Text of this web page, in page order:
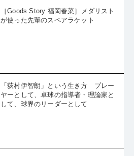
［Goods Story 福岡春菜］メダリスト
が使った先輩のスペアラケット
「荻村伊智朗」という生き方 プレー
ヤーとして、卓球の指導者・理論家と
して、球界のリーダーとして